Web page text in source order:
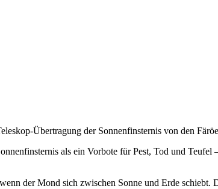
Übertragung der Sonnenfinsternis von den
als ein Vorbote für Pest, Tod und
der Mond sich zwischen Sonne und Erde schiebt.